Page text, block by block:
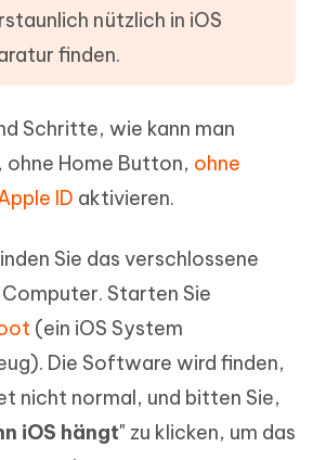
nützlich in iOS
finden.
Schritte, wie kann man
ohne Home Button, ohne
ID aktivieren.
Sie das verschlossene
Starten Sie
(ein iOS System
Die Software wird finden,
nicht normal, und bitten Sie,
iOS hängt" zu klicken, um das